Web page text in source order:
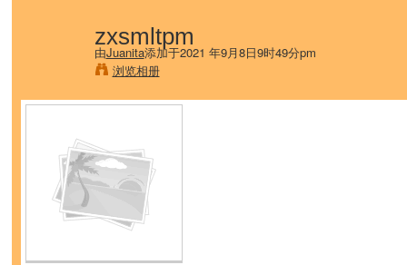
zxsmltpm
由Juanita添加于2021 年9月8日9时49分pm
浏览相册